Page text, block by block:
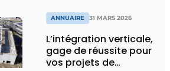
ANNUAIRE 31 MARS 2026
L’intégration verticale,
gage de réussite pour
vos projets de